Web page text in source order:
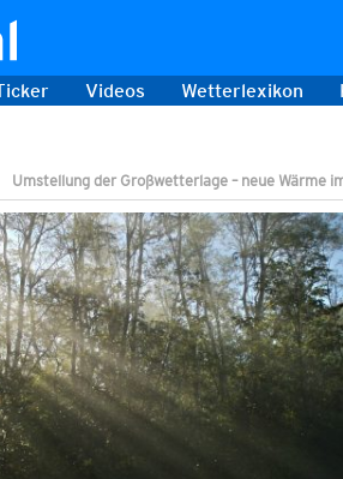
Videos Wetterlexikon
Umstellung der Großwetterlage – neue Wärme